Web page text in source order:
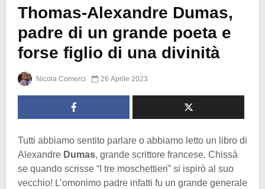
Thomas-Alexandre Dumas,
padre di un grande poeta e
forse figlio di una divinità
Nicola Comerci 26 Aprile 2023
Tutti abbiamo sentito parlare o abbiamo letto un libro di
Alexandre Dumas, grande scrittore francese. Chissà
se quando scrisse “I tre moschettieri” si ispirò al suo
vecchio! L’omonimo padre infatti fu un grande generale